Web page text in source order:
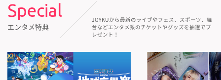
Special
エンタメ特典
JOYKUから最新のライブやフェス、スポーツ、舞
台などエンタメ系のチケットやグッズを抽選でプ
レゼント！